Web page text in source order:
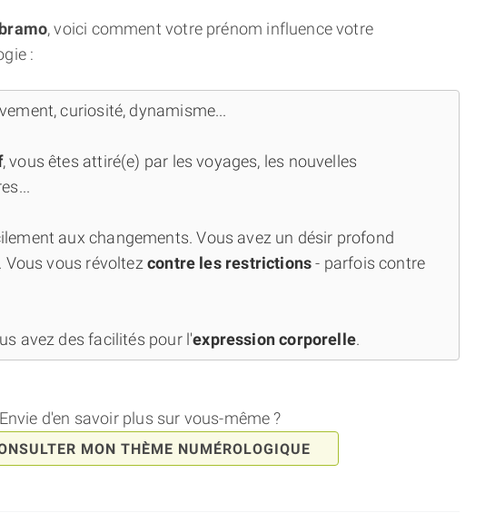
, voici comment votre prénom influence votre
:
curiosité, dynamisme...
, vous êtes attiré(e) par les voyages, les nouvelles
aux changements. Vous avez un désir profond
. Vous vous révoltez contre les restrictions- parfois contre
avez des facilités pour l'expression corporelle.
Envie d'en savoir plus sur vous-même ?
MON THÈME NUMÉROLOGIQUE